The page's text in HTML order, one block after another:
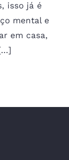
isso já é
mental e
em casa,